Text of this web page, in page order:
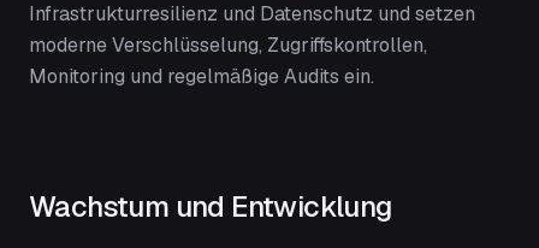
Infrastrukturresilienz und Datenschutz und setzen
moderne Verschlüsselung, Zugriffskontrollen,
Monitoring und regelmäßige Audits ein.
Wachstum und Entwicklung